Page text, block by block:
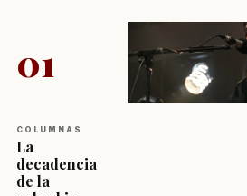
01
COLUMNAS
La
decadencia
de la